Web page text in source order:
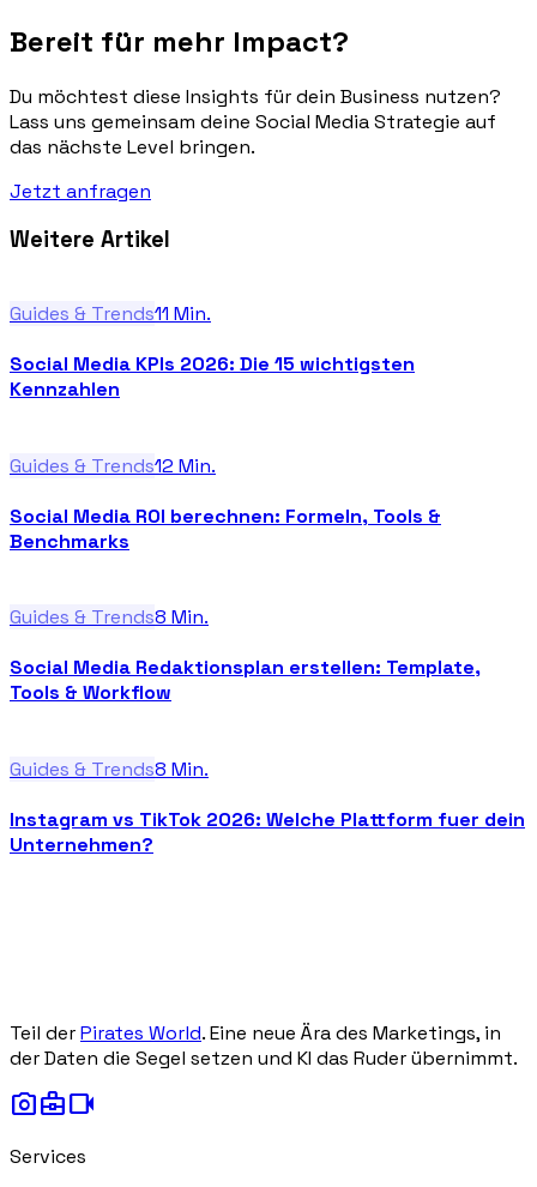
Bereit für mehr Impact?
Du möchtest diese Insights für dein Business nutzen?
Lass uns gemeinsam deine Social Media Strategie auf
das nächste Level bringen.
Jetzt anfragen
Weitere Artikel
Guides & Trends11 Min.
Social Media KPIs 2026: Die 15 wichtigsten
Kennzahlen
Guides & Trends12 Min.
Social Media ROI berechnen: Formeln, Tools &
Benchmarks
Guides & Trends8 Min.
Social Media Redaktionsplan erstellen: Template,
Tools & Workflow
Guides & Trends8 Min.
Instagram vs TikTok 2026: Welche Plattform fuer dein
Unternehmen?
Teil derPirates World. Eine neue Ära des Marketings, in
der Daten die Segel setzen und KI das Ruder übernimmt.
photo_camerabusiness_centervideocam
Services